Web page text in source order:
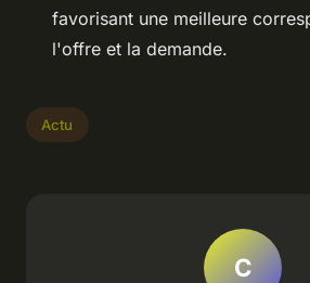
favorisant une meilleure
l'offre et la demande.
Actu
C